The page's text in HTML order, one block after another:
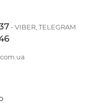
- VIBER, TELEGRAM